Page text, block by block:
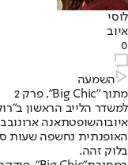
לוסי
איוב
0
השמעה
מתוך "Big Chic", פרק 2
למשדר הלייב הראשון ב"
איובוהשופטתאנה ארונוב
האופנתית נחשפה שעות
בלוק זהה.